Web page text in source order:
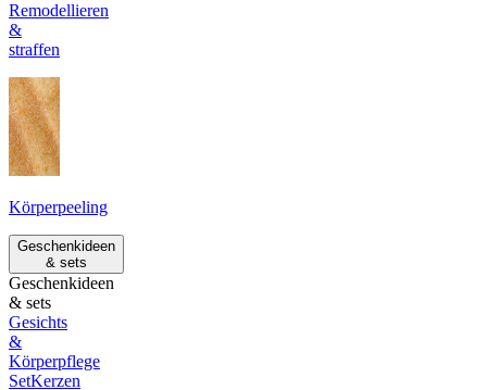
Remodellieren
&
straffen
Körperpeeling
Geschenkideen
& sets
Geschenkideen
& sets
Gesichts
&
Körperpflege
SetKerzen